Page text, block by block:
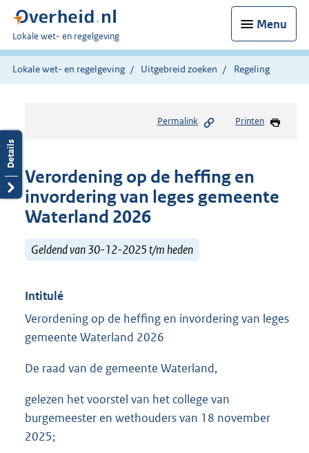
Menu
U
bent
hier:
Lokale wet- en regelgeving
Lokale wet- en regelgeving Uitgebreid zoeken Regeling
Permalink Printen
Verordening op de heffing en
invordering van leges gemeente
Waterland 2026
Geldend van 30-12-2025 t/m heden
Intitulé
Verordening op de heffing en invordering van leges
gemeente Waterland 2026
De raad van de gemeente Waterland,
gelezen het voorstel van het college van
burgemeester en wethouders van 18 november
2025;